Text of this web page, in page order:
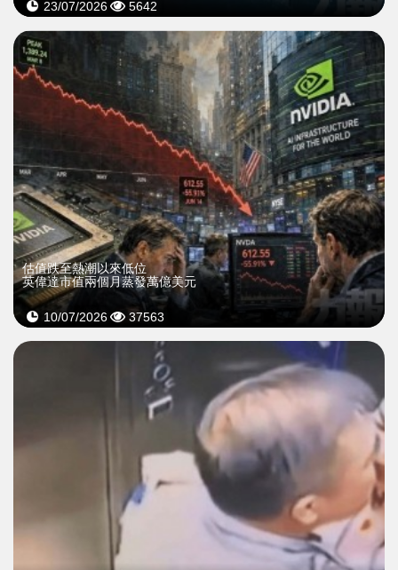
23/07/2026 5642
估值跌至熱潮以來低位
英偉達市值兩個月蒸發萬億美元
10/07/2026 37563